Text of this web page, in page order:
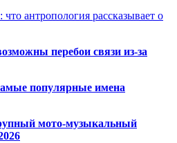
антропология рассказывает о
перебои связи из-за
популярные имена
мото-музыкальный